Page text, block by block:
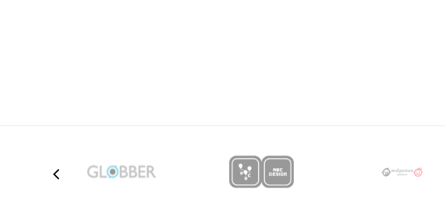
Anti-spam zaštita - izračunajte koliko je 2 + 3 :